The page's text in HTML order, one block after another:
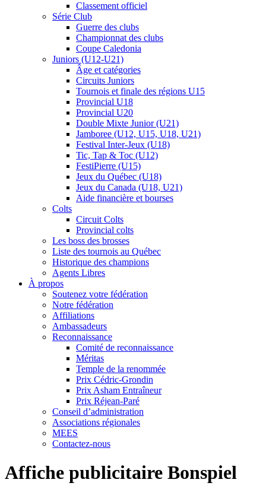
Classement officiel
Série Club
Guerre des clubs
Championnat des clubs
Coupe Caledonia
Juniors (U12-U21)
Âge et catégories
Circuits Juniors
Tournois et finale des régions U15
Provincial U18
Provincial U20
Double Mixte Junior (U21)
Jamboree (U12, U15, U18, U21)
Festival Inter-Jeux (U18)
Tic, Tap & Toc (U12)
FestiPierre (U15)
Jeux du Québec (U18)
Jeux du Canada (U18, U21)
Aide financière et bourses
Colts
Circuit Colts
Provincial colts
Les boss des brosses
Liste des tournois au Québec
Historique des champions
Agents Libres
À propos
Soutenez votre fédération
Notre fédération
Affiliations
Ambassadeurs
Reconnaissance
Comité de reconnaissance
Méritas
Temple de la renommée
Prix Cédric-Grondin
Prix Asham Entraîneur
Prix Réjean-Paré
Conseil d’administration
Associations régionales
MEES
Contactez-nous
Affiche publicitaire Bonspiel